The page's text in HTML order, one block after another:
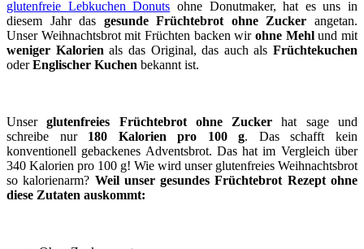
glutenfreie Lebkuchen Donuts ohne Donutmaker, hat es uns in
diesem Jahr das gesunde Früchtebrot ohne Zucker angetan.
Unser Weihnachtsbrot mit Früchten backen wir ohne Mehlund mit
weniger Kalorienals das Original, das auch als Früchtekuchen
oderEnglischer Kuchen bekannt ist.
Unserglutenfreies Früchtebrot ohne Zucker hat sage und
schreibe nur 180 Kalorien pro 100 g. Das schafft kein
konventionell gebackenes Adventsbrot. Das hat im Vergleich über
340 Kalorien pro 100 g! Wie wird unser glutenfreies Weihnachtsbrot
so kalorienarm? Weil unser gesundes Früchtebrot Rezept ohne
diese Zutaten auskommt: